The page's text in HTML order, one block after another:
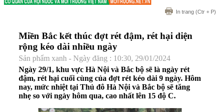
In trang (Ctr + P)
Miền Bắc kết thúc đợt rét đậm, rét hại diện
rộng kéo dài nhiều ngày
Sản phẩm xanh - Ngày đăng : 10:30, 29/01/2024
Ngày 29/1, khu vực Hà Nội và Bắc bộ sẽ là ngày rét
đậm, rét hại cuối cùng của đợt rét kéo dài 9 ngày. Hôm
nay, mức nhiệt tại Thủ đô Hà Nội và Bắc bộ sẽ tăng
nhẹ so với ngày hôm qua, cao nhất lên 15 độ C.